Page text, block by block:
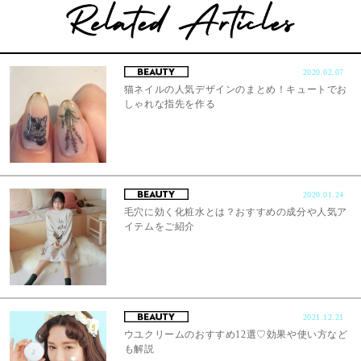
2020.02.07
猫ネイルの人気デザインのまとめ！キュートでお
しゃれな指先を作る
2020.01.24
毛穴に効く化粧水とは？おすすめの成分や人気ア
イテムをご紹介
2021.12.21
ウユクリームのおすすめ12選♡効果や使い方など
も解説